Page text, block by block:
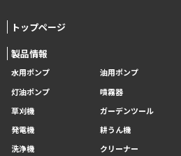
トップページ
製品情報
水用ポンプ 油用ポンプ
灯油ポンプ
噴霧器
草刈機
ガーデンツール
発電機
耕うん機
洗浄機
クリーナー